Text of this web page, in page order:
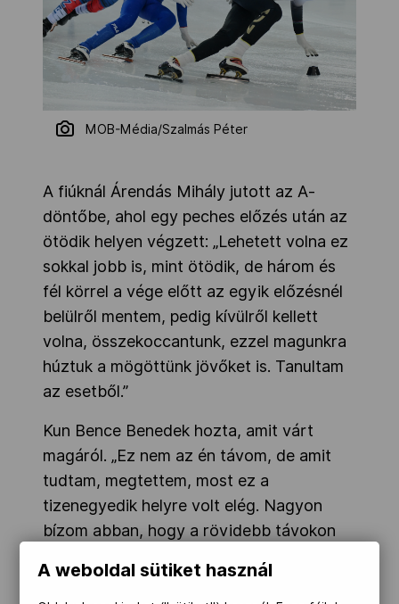
MOB-Média/Szalmás Péter
A fiúknál Árendás Mihály jutott az A-
döntőbe, ahol egy peches előzés után az
ötödik helyen végzett: „Lehetett volna ez
sokkal jobb is, mint ötödik, de három és
fél körrel a vége előtt az egyik előzésnél
belülről mentem, pedig kívülről kellett
volna, összekoccantunk, ezzel magunkra
húztuk a mögöttünk jövőket is. Tanultam
az esetből.”
Kun Bence Benedek hozta, amit várt
magáról. „Ez nem az én távom, de amit
tudtam, megtettem, most ez a
tizenegyedik helyre volt elég. Nagyon
bízom abban, hogy a rövidebb távokon
A weboldal sütiket használ